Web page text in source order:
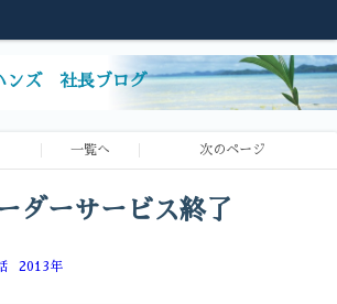
ンズ 社長ブログ
一覧へ 次のページ
ーサービス終了
2013年